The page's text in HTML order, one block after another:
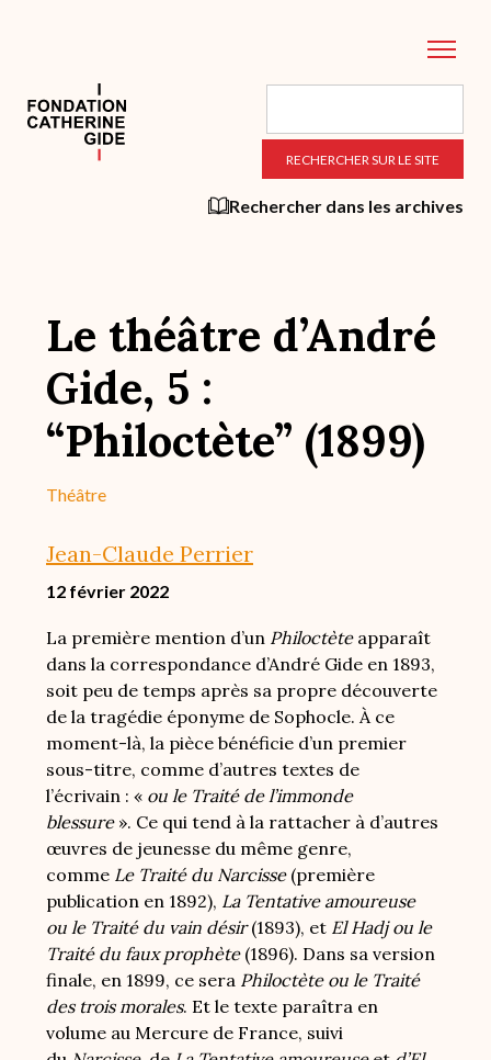
principal
Rechercher dans les archives
Le théâtre d’André
Gide, 5 :
“Philoctète” (1899)
Théâtre
Jean-Claude Perrier
12 février 2022
La première mention d’un Philoctèteapparaît
dans la correspondance d’André Gide en 1893,
soit peu de temps après sa propre découverte
de la tragédie éponyme de Sophocle. À ce
moment-là, la pièce bénéficie d’un premier
sous-titre, comme d’autres textes de
l’écrivain : « ou le Traité de l’immonde
blessure ». Ce qui tend à la rattacher à d’autres
œuvres de jeunesse du même genre,
comme Le Traité du Narcisse(première
publication en 1892), La Tentative amoureuse
ou le Traité du vain désir(1893), et El Hadj ou le
Traité du faux prophète(1896). Dans sa version
finale, en 1899, ce sera Philoctète ou le Traité
des trois morales. Et le texte paraîtra en
volume au Mercure de France, suivi